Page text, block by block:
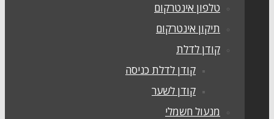
טלפון אינטרקום
תיקון אינטרקום
קודן לדלת
קודן לדלת כניסה
קודן לשער
מנעול חשמלי